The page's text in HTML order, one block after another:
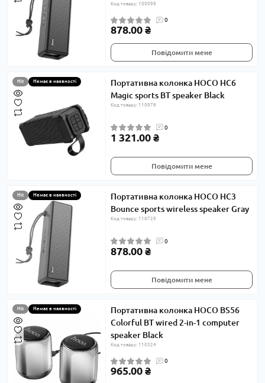
Код товару: 100098
0
878.00 ₴
Повідомити мене
Hit Немає в наявності
Портативна колонка HOCO HC6
Magic sports BT speaker Black
Код товару: 110978
0
1 321.00 ₴
Повідомити мене
Hit Немає в наявності
Портативна колонка HOCO HC3
Bounce sports wireless speaker Gray
Код товару: 116729
0
878.00 ₴
Повідомити мене
Hit Немає в наявності
Портативна колонка HOCO BS56
Colorful BT wired 2-in-1 computer
speaker Black
Код товару: 110324
0
965.00 ₴